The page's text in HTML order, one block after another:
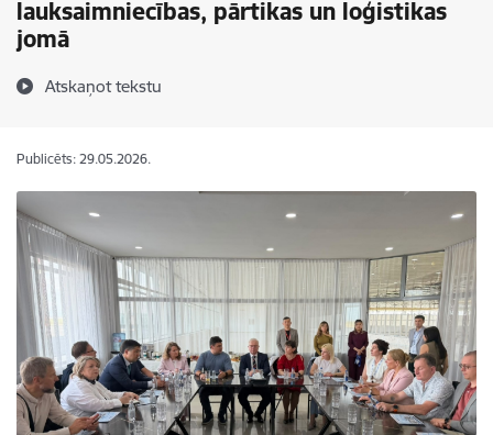
lauksaimniecības, pārtikas un loģistikas
jomā
Atskaņot tekstu
Publicēts: 29.05.2026.